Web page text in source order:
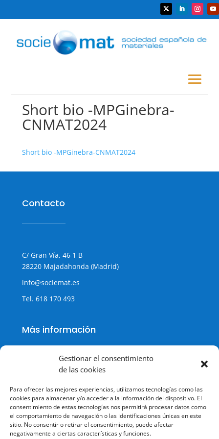
Gestionar el consentimiento
de las cookies
Para ofrecer las mejores experiencias, utilizamos tecnologías como las
cookies para almacenar y/o acceder a la información del dispositivo. El
consentimiento de estas tecnologías nos permitirá procesar datos como
el comportamiento de navegación o las identificaciones únicas en este
sitio. No consentir o retirar el consentimiento, puede afectar
negativamente a ciertas características y funciones.
Short bio -MPGinebra-
CNMAT2024
Short bio -MPGinebra-CNMAT2024
Contacto
C/ Gran Vía, 46 1 B
28220 Majadahonda (Madrid)
info@sociemat.es
Tel. 618 170 493
Más información
Política de Privacidad
Aviso legal
Terminos y condiciones